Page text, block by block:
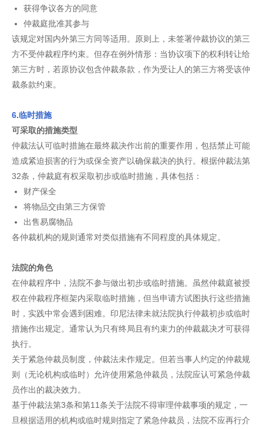
获得争议各方的同意
仲裁庭批准其参与
该规定对国内外第三方同等适用。原则上，未签署仲裁协议的第三
方不受仲裁程序约束。但存在例外情形：当协议项下的权利转让给
第三方时，若原协议包含仲裁条款，作为受让人的第三方将受该仲
裁条款约束。
6.临时措施
可采取的措施类型
仲裁法认可临时措施在最终裁决作出前的重要作用，包括禁止可能
造成紧迫损害的行为或保全资产以确保裁决的执行。根据仲裁法第
32条，仲裁庭有权采取初步或临时措施，具体包括：
财产保全
将物品交由第三方保管
出售易腐物品
各仲裁机构的规则通常对类似措施有不同程度的具体规定。
法院的角色
在仲裁程序中，法院不参与做出初步或临时措施。虽然仲裁庭被授
权在仲裁程序框架内采取临时措施，但当申请方试图执行这些措施
时，实践中常会遇到困难。印尼法律未就法院执行仲裁初步或临时
措施作出规定。通常认为只有终局且有约束力的仲裁裁决才可获得
执行。
关于紧急仲裁员制度，仲裁法未作规定。但若当事人约定的仲裁规
则（无论机构或临时）允许使用紧急仲裁员，法院应认可紧急仲裁
员作出的裁决效力。
基于仲裁法第3条和第11条关于法院不得审理仲裁事项的规定，一
旦根据适用的机构或临时规则指定了紧急仲裁员，法院不应再行介